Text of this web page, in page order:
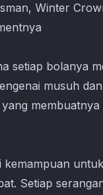
Winter
setiap bolanya
musuh
Setiap